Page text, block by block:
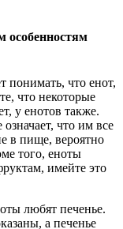
особенностям
понимать, что енот,
что некоторые
у енотов также.
что им все
в пище, вероятно
того, еноты
имейте это
любят печенье.
а печенье